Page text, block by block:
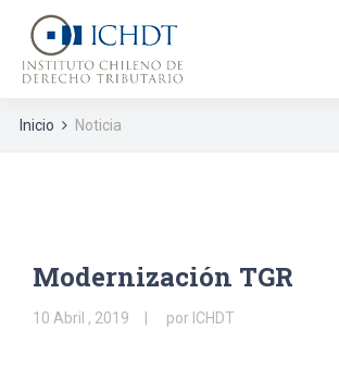
Inicio Noticia
Modernización TGR
10 Abril , 2019 por ICHDT